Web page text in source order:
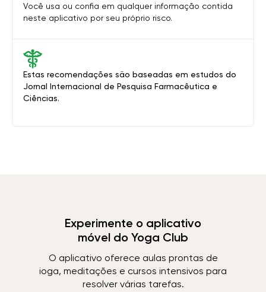
Estas recomendações são baseadas em estudos do
Jornal Internacional de Pesquisa Farmacêutica e
Ciências.
Você usa ou confia em qualquer informação contida
neste aplicativo por seu próprio risco.
Experimente o aplicativo
móvel do Yoga Club
O aplicativo oferece aulas prontas de
ioga, meditações e cursos intensivos para
resolver várias tarefas.